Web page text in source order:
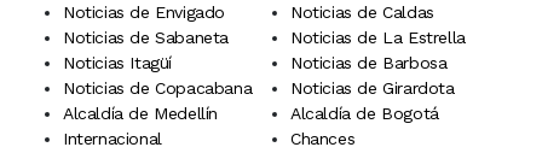
Noticias de Envigado
Noticias de Caldas
Noticias de Sabaneta
Noticias de La Estrella
Noticias Itagüí
Noticias de Barbosa
Noticias de Copacabana
Noticias de Girardota
Alcaldía de Medellín
Alcaldía de Bogotá
Internacional
Chances